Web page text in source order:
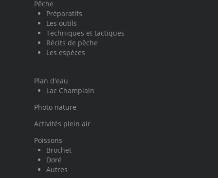
Pêche
Préparatifs
Les outils
Techniques et tactiques
Récits de pêche
Les espèces
Plan d'eau
Lac Champlain
Photo nature
Activités plein air
Poissons
Brochet
Doré
Autres